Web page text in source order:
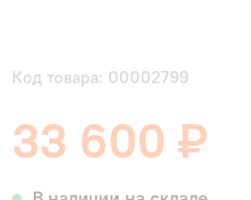
Код товара: 00002799
33 600 ₽